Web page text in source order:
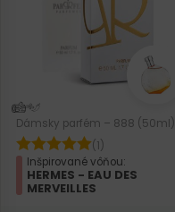
Dámsky parfém – 888 (50ml)
(1)
Inšpirované vôňou:
HERMES - EAU DES
MERVEILLES